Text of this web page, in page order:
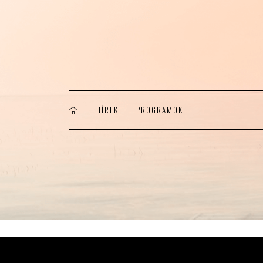
HÍREK PROGRAMOK